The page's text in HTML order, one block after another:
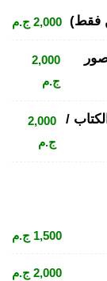
فقط) 2,000 ج.م
2,000
ج.م
/
2,000
ج.م
1,500 ج.م
2,000 ج.م